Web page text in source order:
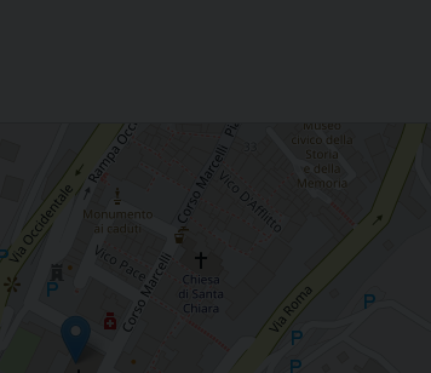
S. Pietro Apostolo, Cattedrale di ISERNIA